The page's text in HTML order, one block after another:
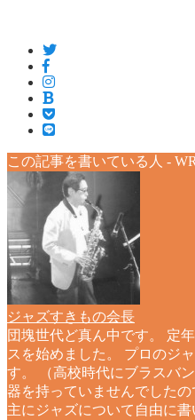
この記事を書いている人 -
ジャズすきもの会長
団塊世代ど真ん中です。 定
スを始めました。 プロのジ
す。 （高校時代にブラスバ
器を持っていませんでしたの
主にジャズについて自由に